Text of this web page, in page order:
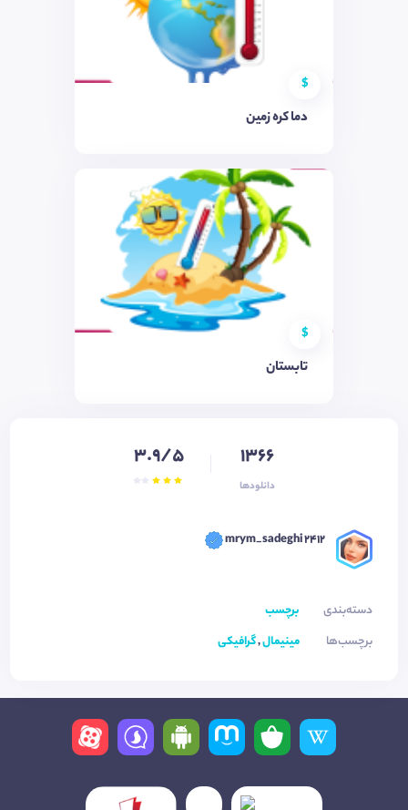
$
دما کره زمین
$
تابستان
1366
دانلودها
3.9/5
mrym_sadeghi 2412
دسته‌بندی
برچسب
برچسب‌ها
مینیمال,گرافیکی